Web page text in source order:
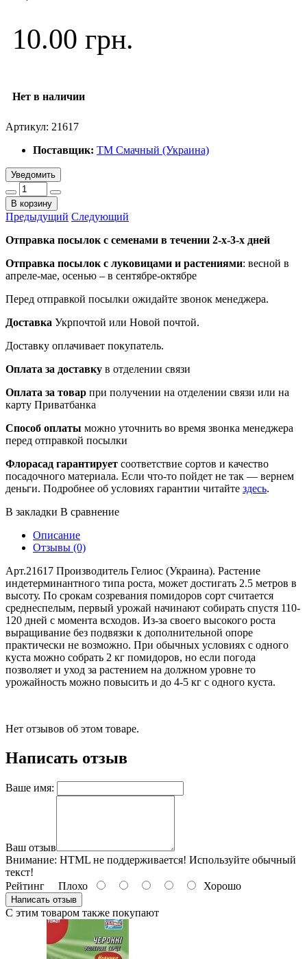
10.00 грн.
Нет в наличии
Артикул: 21617
Поставщик: ТМ Смачный (Украина)
Уведомить
В корзину
Предыдущий Следующий
Отправка посылок с семенами в течении 2-х-3-х дней
Отправка посылок с луковицами и растениями: весной в
апреле-мае, осенью – в сентябре-октябре
Перед отправкой посылки ожидайте звонок менеджера.
Доставка Укрпочтой или Новой почтой.
Доставку оплачивает покупатель.
Оплата за доставку в отделении связи
Оплата за товар при получении на отделении связи или на
карту Приватбанка
Способ оплаты можно уточнить во время звонка менеджера
перед отправкой посылки
Флорасад гарантирует соответствие сортов и качество
посадочного материала. Если что-то пойдет не так — вернем
деньги. Подробнее об условиях гарантии читайте здесь.
В закладки В сравнение
Описание
Отзывы (0)
Арт.21617 Производитель Гелиос (Украина). Растение
индетерминантного типа роста, может достигать 2.5 метров в
высоту. По срокам созревания помидоров сорт считается
среднеспелым, первый урожай начинают собирать спустя 110-
120 дней с момента всходов. Из-за своего высокого роста
выращивание без подвязки к дополнительной опоре
практически не возможно. При обычных условиях с одного
куста можно собрать 2 кг помидоров, но если погода
позволяет и уход за растением на должном уровне то
урожайность можно повысить и до 4-5 кг с одного куста.
Нет отзывов об этом товаре.
Написать отзыв
Ваше имя:
Ваш отзыв
Внимание: HTML не поддерживается! Используйте обычный
текст!
Рейтинг Плохо Хорошо
Написать отзыв
С этим товаром также покупают